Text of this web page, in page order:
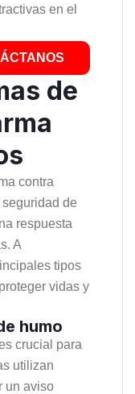
en el
de
contra
de
respuesta
A
tipos
vidas y
humo
crucial para
utilizan
un aviso